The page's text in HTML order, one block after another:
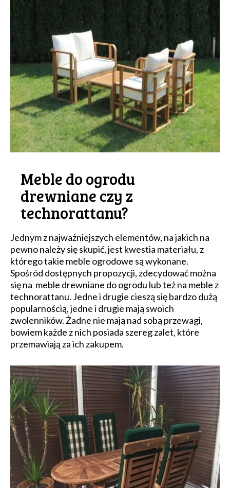
Meble do ogrodu
drewniane czy z
technorattanu?
Jednym z najważniejszych elementów, na jakich na
pewno należy się skupić, jest kwestia materiału, z
którego takie meble ogrodowe są wykonane.
Spośród dostępnych propozycji, zdecydować można
się na meble drewniane do ogrodu lub też na meble z
technorattanu. Jedne i drugie cieszą się bardzo dużą
popularnością, jedne i drugie mają swoich
zwolenników. Żadne nie mają nad sobą przewagi,
bowiem każde z nich posiada szereg zalet, które
przemawiają za ich zakupem.